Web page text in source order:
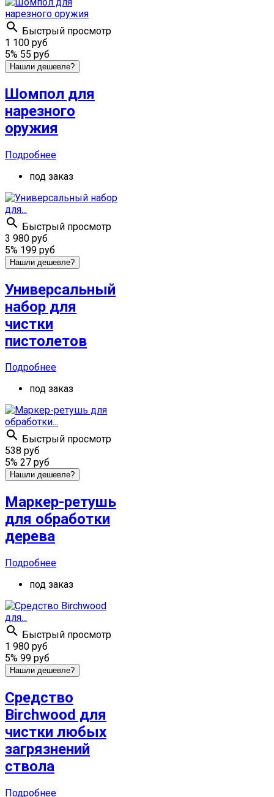
 Быстрый просмотр
1 100 руб
5% 55 руб
Нашли дешевле?
Шомпол для
нарезного
оружия
Подробнее
под заказ
 Быстрый просмотр
3 980 руб
5% 199 руб
Нашли дешевле?
Универсальный
набор для
чистки
пистолетов
Подробнее
под заказ
 Быстрый просмотр
538 руб
5% 27 руб
Нашли дешевле?
Маркер-ретушь
для обработки
дерева
Подробнее
под заказ
 Быстрый просмотр
1 980 руб
5% 99 руб
Нашли дешевле?
Средство
Birchwood для
чистки любых
загрязнений
ствола
Подробнее